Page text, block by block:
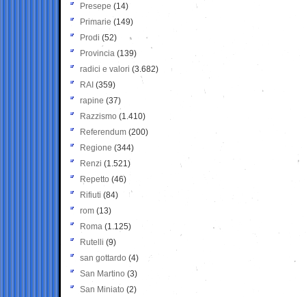
Presepe (14)
Primarie (149)
Prodi (52)
Provincia (139)
radici e valori (3.682)
RAI (359)
rapine (37)
Razzismo (1.410)
Referendum (200)
Regione (344)
Renzi (1.521)
Repetto (46)
Rifiuti (84)
rom (13)
Roma (1.125)
Rutelli (9)
san gottardo (4)
San Martino (3)
San Miniato (2)